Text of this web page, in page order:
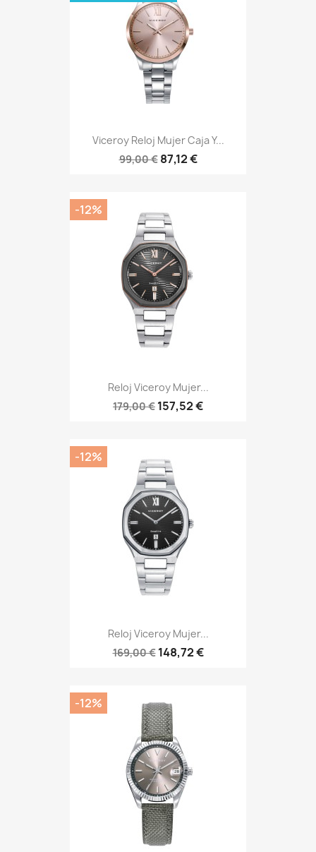
Viceroy Reloj Mujer Caja Y...
99,00 € 87,12 €
Reloj Viceroy Mujer...
179,00 € 157,52 €
-12%
Reloj Viceroy Mujer...
169,00 € 148,72 €
-12%
-12%